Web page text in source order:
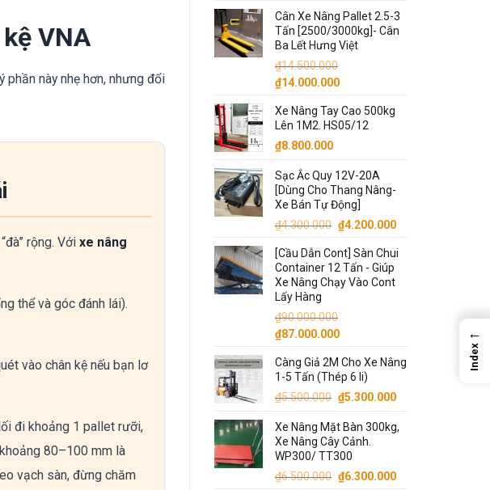
VNA
phần này nhẹ hơn, nhưng đổi
rộng. Với xe nâng
thể và góc đánh lái).
vào chân kệ nếu bạn lơ
đi khoảng 1 pallet rưỡi,
80–100 mm là
vạch sàn, đừng chăm
là:
₫5.000.000.
tại
là:
Cân Xe Nâng Pallet 2.5-3
Tấn [2500/3000kg]- Cân
Ba Lết Hưng Việt
₫14.500.000
Giá
là:
₫14.500.000.
₫14.000.000Giá
tại
là:
Xe Nâng Tay Cao 500kg
Lên 1M2. HS05/12
₫8.800.000
Sạc Ắc Quy 12V-20A
[Dùng Cho Thang Nâng-
Xe Bán Tự Động]
₫4.300.000 Giá
là:
₫4.300.000.
₫4.200.000Giá
tại
[Cầu Dẫn Cont] Sàn Chui
Container 12 Tấn - Giúp
Xe Nâng Chạy Vào Cont
Lấy Hàng
₫90.000.000
Giá
là:
₫90.000.000.
₫87.000.000Giá
tại
là:
₫87.000.000.
Càng Giả 2M Cho Xe Nâng
1-5 Tấn (Thép 6 li)
₫5.500.000 Giá
là:
₫5.500.000.
₫5.300.000Giá
tại
Xe Nâng Mặt Bàn 300kg,
Xe Nâng Cây Cảnh.
WP300/ TT300
₫6.500.000 Giá
₫6.300.000Giá
←
Index